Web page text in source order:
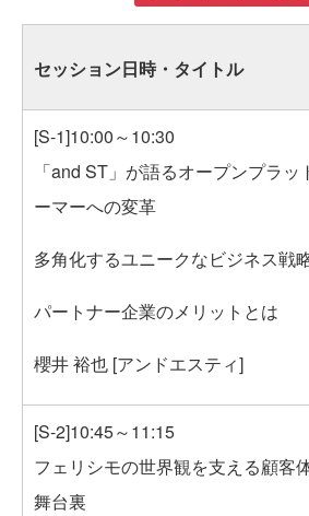
セッション日時・タイトル
[S-1]10:00～10:30
「and ST」が語るオープンプラッ
ーマーへの変革
多角化するユニークなビジネス戦略
パートナー企業のメリットとは
櫻井 裕也 [アンドエスティ]
[S-2]10:45～11:15
フェリシモの世界観を支える顧客
舞台裏